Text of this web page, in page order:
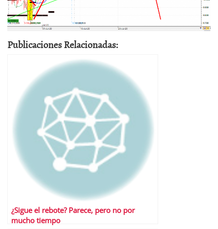
Publicaciones Relacionadas:
¿Sigue el rebote? Parece, pero no por
mucho tiempo